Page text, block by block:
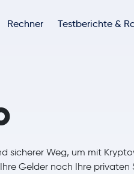
Rechner Testberichte &
sicherer Weg, um mit
Gelder noch Ihre privaten